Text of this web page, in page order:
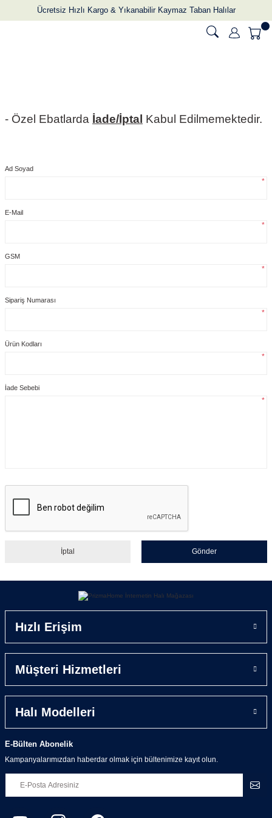
Ücretsiz Hızlı Kargo & Yıkanabilir Kaymaz Taban Halılar
- Özel Ebatlarda İade/İptal Kabul Edilmemektedir.
Ad Soyad
*
E-Mail
*
GSM
*
Sipariş Numarası
*
Ürün Kodları
*
İade Sebebi
*
İptal Gönder
Hızlı Erişim
Müşteri Hizmetleri
Halı Modelleri
E-Bülten Abonelik
Kampanyalarımızdan haberdar olmak için bültenimize kayıt olun.